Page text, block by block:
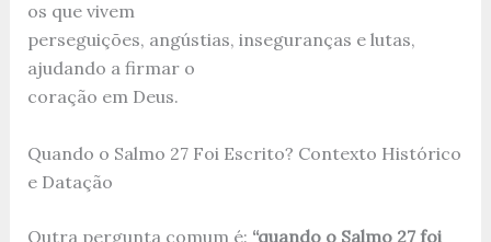
os que vivem
perseguições, angústias, inseguranças e lutas,
ajudando a firmar o
coração em Deus.
Quando o Salmo 27 Foi Escrito? Contexto Histórico
e Datação
Outra pergunta comum é: “quando o Salmo 27 foi